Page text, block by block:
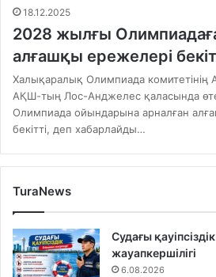
18.12.2025
2028 жылғы Олимпиадаға
алғашқы ережелері
Халықаралық Олимпиада комитетінің
АҚШ-тың Лос-Анджелес қаласында
Олимпиада ойындарына арналған
бекітті, деп хабарлайды…
TuraNews
Судағы
жауапкершілігі
6.08.2026